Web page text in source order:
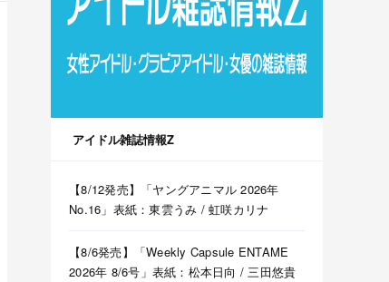
アイドル雑誌情報Z
【8/12発売】「ヤングアニマル 2026年
No.16」表紙：東雲うみ / 虹咲カリナ
【8/6発売】「Weekly Capsule ENTAME
2026年 8/6号」表紙：松本日向 / 三田悠貴